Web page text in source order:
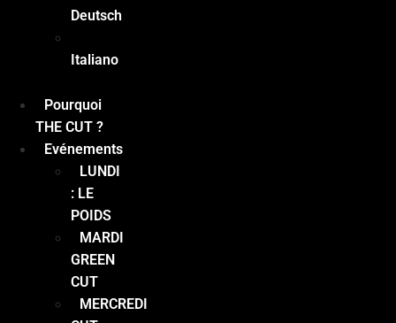
Deutsch
Italiano
Pourquoi
THE CUT ?
Evénements
LUNDI
: LE
POIDS
MARDI
GREEN
CUT
MERCREDI